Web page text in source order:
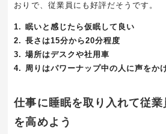
おりで、従業員にも好評だそうです。
1. 眠いと感じたら仮眠して良い
2. 長さは15分から20分程度
3. 場所はデスクや社用車
4. 周りはパワーナップ中の人に声をか
仕事に睡眠を取り入れて従
を高めよう